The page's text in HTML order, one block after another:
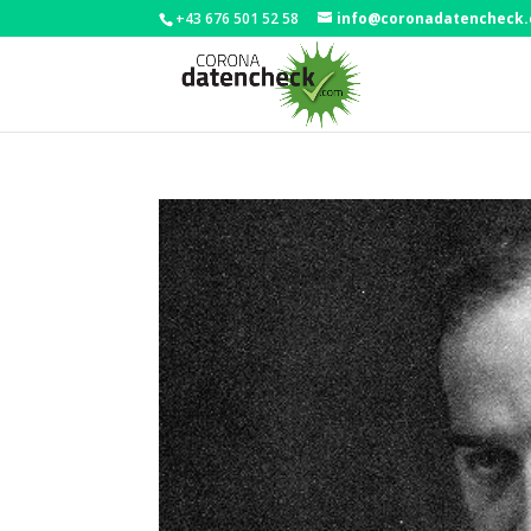
+43 676 501 52 58